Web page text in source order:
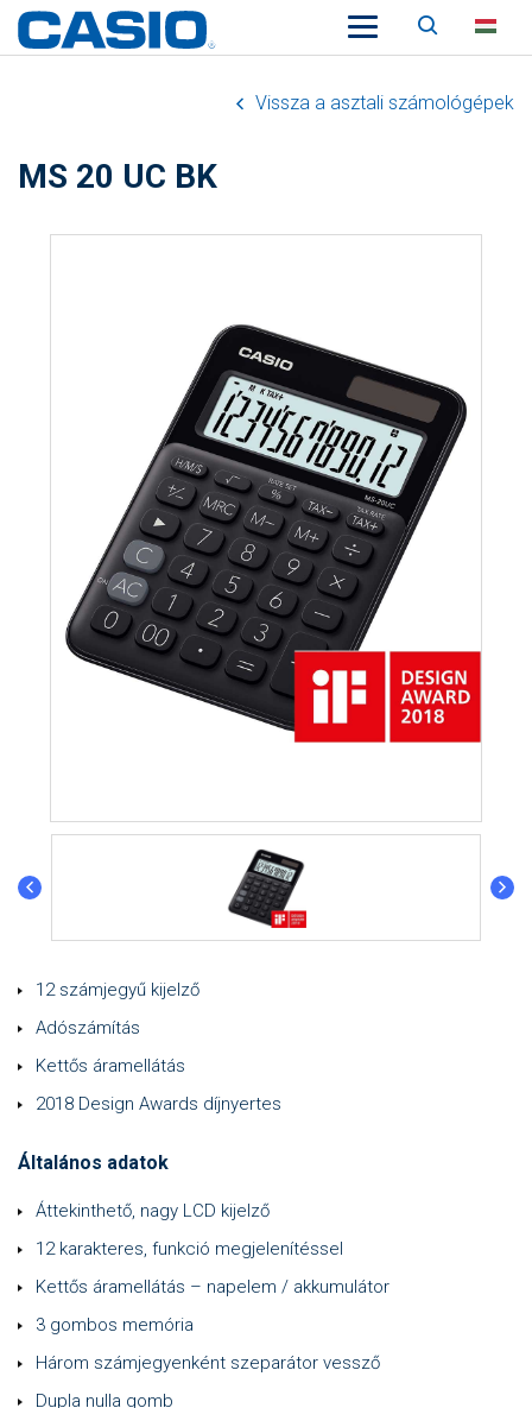
Keresés
Vissza a asztali számológépek
MS 20 UC BK
12 számjegyű kijelző
Adószámítás
Kettős áramellátás
2018 Design Awards díjnyertes
Általános adatok
Áttekinthető, nagy LCD kijelző
12 karakteres, funkció megjelenítéssel
Kettős áramellátás – napelem / akkumulátor
3 gombos memória
Három számjegyenként szeparátor vessző
Dupla nulla gomb